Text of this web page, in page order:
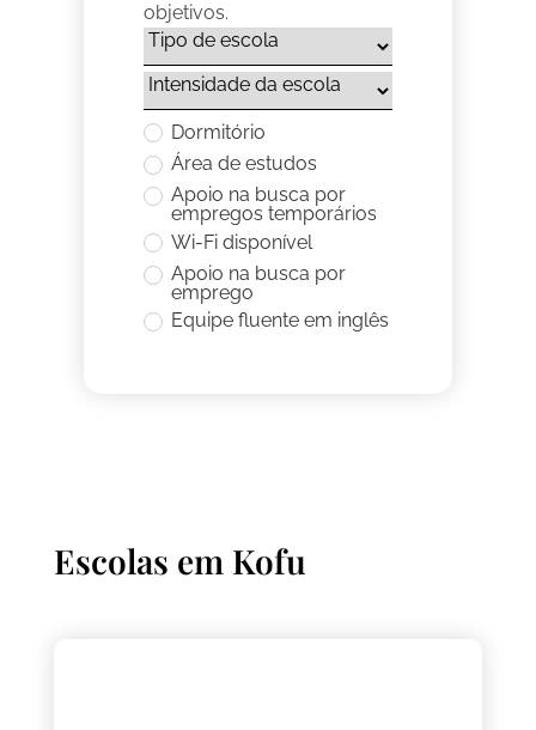
objetivos.
Dormitório
Área de estudos
Apoio na busca por
empregos temporários
Wi-Fi disponível
Apoio na busca por
emprego
Equipe fluente em inglês
Escolas em Kofu